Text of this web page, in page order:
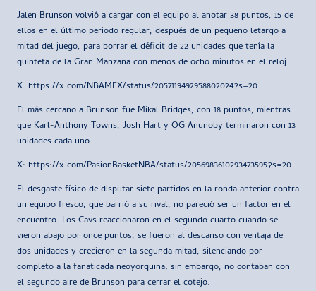
Jalen Brunson volvió a cargar con el equipo al anotar 38 puntos, 15 de
ellos en el último periodo regular, después de un pequeño letargo a
mitad del juego, para borrar el déficit de 22 unidades que tenía la
quinteta de la Gran Manzana con menos de ocho minutos en el reloj.
X: https://x.com/NBAMEX/status/2057119492958802024?s=20
El más cercano a Brunson fue Mikal Bridges, con 18 puntos, mientras
que Karl-Anthony Towns, Josh Hart y OG Anunoby terminaron con 13
unidades cada uno.
X: https://x.com/PasionBasketNBA/status/2056983610293473595?s=20
El desgaste físico de disputar siete partidos en la ronda anterior contra
un equipo fresco, que barrió a su rival, no pareció ser un factor en el
encuentro. Los Cavs reaccionaron en el segundo cuarto cuando se
vieron abajo por once puntos, se fueron al descanso con ventaja de
dos unidades y crecieron en la segunda mitad, silenciando por
completo a la fanaticada neoyorquina; sin embargo, no contaban con
el segundo aire de Brunson para cerrar el cotejo.